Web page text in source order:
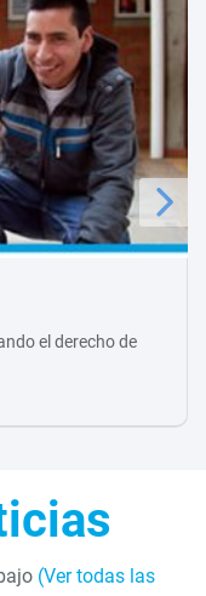
el derecho de
(Ver todas las